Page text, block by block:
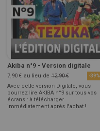
Akiba n°9 - Version digitale
7,90 € au lieu de 12,90 € -39%
Avec cette version Digitale, vous
pourrez lire AKIBA n°9 sur tous vos
écrans : à télécharger
immédiatement après l'achat !